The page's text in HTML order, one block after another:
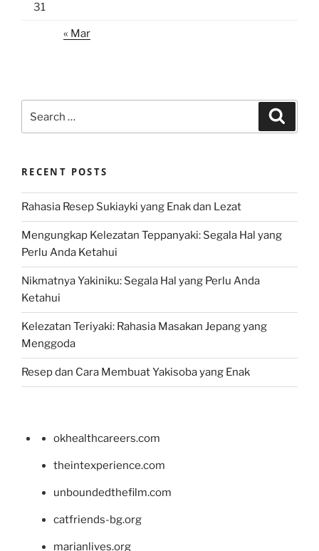
31
« Mar
for:
RECENT POSTS
Rahasia Resep Sukiayki yang Enak dan Lezat
Mengungkap Kelezatan Teppanyaki: Segala Hal yang
Perlu Anda Ketahui
Nikmatnya Yakiniku: Segala Hal yang Perlu Anda
Ketahui
Kelezatan Teriyaki: Rahasia Masakan Jepang yang
Menggoda
Resep dan Cara Membuat Yakisoba yang Enak
okhealthcareers.com
theintexperience.com
unboundedthefilm.com
catfriends-bg.org
marianlives.org